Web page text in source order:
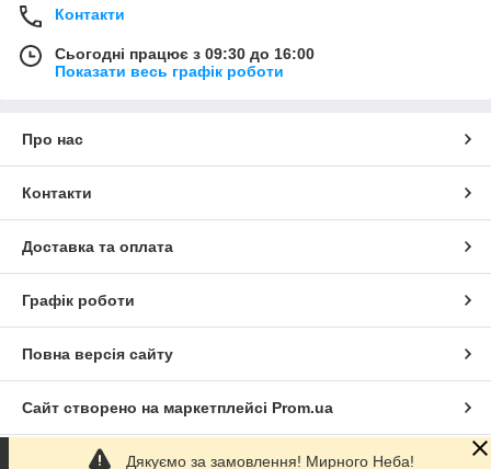
Контакти
Сьогодні працює з 09:30 до 16:00
Показати весь графік роботи
Про нас
Контакти
Доставка та оплата
Графік роботи
Повна версія сайту
Сайт створено на маркетплейсі Prom.ua
Політика конфіденційності
Дякуємо за замовлення! Мирного Неба!